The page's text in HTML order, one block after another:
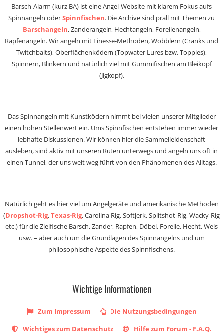
Barsch-Alarm (kurz BA) ist eine Angel-Website mit klarem Fokus aufs
Spinnangeln oderSpinnfischen. Die Archive sind prall mit Themen zu
Barschangeln, Zanderangeln, Hechtangeln, Forellenangeln,
Rapfenangeln. Wir angeln mit Finesse-Methoden, Wobblern (Cranks und
Twitchbaits), Oberflächenködern (Topwater Lures bzw. Toppies),
Spinnern, Blinkern und natürlich viel mit Gummifischen am Bleikopf
(Jigkopf).
Das Spinnangeln mit Kunstködern nimmt bei vielen unserer Mitglieder
einen hohen Stellenwert ein. Ums Spinnfischen entstehen immer wieder
lebhafte Diskussionen. Wir können hier die Sammelleidenschaft
ausleben, sind aktiv mit unseren Ruten unterwegs und angeln uns oft in
einen Tunnel, der uns weit weg führt von den Phänomenen des Alltags.
Natürlich geht es hier viel um Angelgeräte und amerikanische Methoden
(Dropshot-Rig,Texas-Rig, Carolina-Rig, Softjerk, Splitshot-Rig, Wacky-Rig
etc.) für die Zielfische Barsch, Zander, Rapfen, Döbel, Forelle, Hecht, Wels
usw. – aber auch um die Grundlagen des Spinnangelns und um
philosophische Aspekte des Spinnfischens.
Wichtige Informationen
Zum Impressum
Die Nutzungsbedingungen
Wichtiges zum Datenschutz
Hilfe zum Forum - F.A.Q.